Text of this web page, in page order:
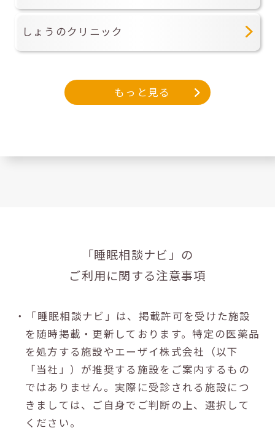
しょうのクリニック
もっと見る
「睡眠相談ナビ」の
ご利用に関する注意事項
・「睡眠相談ナビ」は、掲載許可を受けた施設
を随時掲載・更新しております。特定の医薬品
を処方する施設やエーザイ株式会社（以下
「当社」）が推奨する施設をご案内するもの
ではありません。実際に受診される施設につ
きましては、ご自身でご判断の上、選択して
ください。